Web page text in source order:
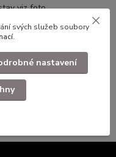
viz foto.
svých služeb soubory
.
nastavení